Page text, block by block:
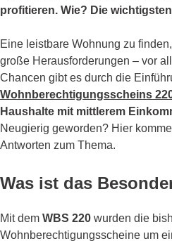
profitieren. Wie? Die
Eine leistbare Wohnung zu
große Herausforderungen – vor
Chancen gibt es durch die
Wohnberechtigungsscheins
Haushalte mit mittlerem
Neugierig geworden? Hier
Antworten zum Thema.
Was ist das
Mit dem WBS 220 wurden die
Wohnberechtigungsscheine um